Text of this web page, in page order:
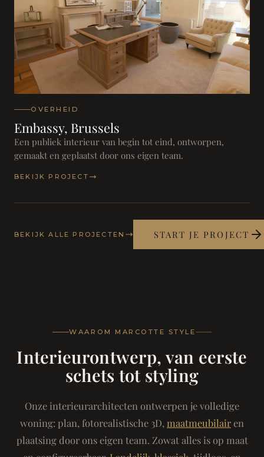
OVERHEID
Embassy, Brussels
Een publiek interieur van begin tot eind, ontworpen,
gemaakt en geplaatst door ons eigen team.
BEKIJK PROJECT
BEKIJK ALLE PROJECTEN START JE PROJECT
WAAROM MARCOTTE STYLE
Interieurontwerp, van eerste
schets tot styling
Onze interieurarchitecten ontwerpen je volledige
woning: plan, fotorealistische 3D, maatmeubilairen
plaatsing door ons eigen team. Zowat alles is op maat